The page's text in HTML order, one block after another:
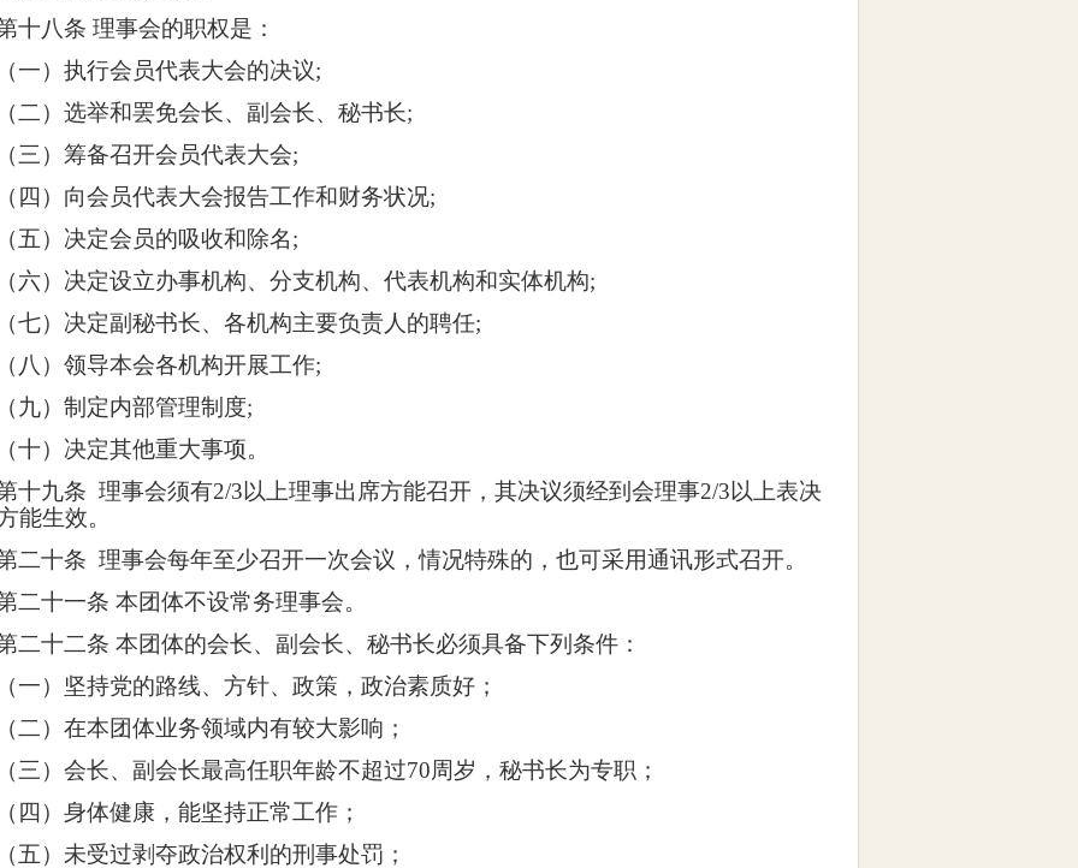
十八条 理事会的职权是：
一）执行会员代表大会的决议;
二）选举和罢免会长、副会长、秘书长;
三）筹备召开会员代表大会;
四）向会员代表大会报告工作和财务状况;
五）决定会员的吸收和除名;
六）决定设立办事机构、分支机构、代表机构和实体机构;
七）决定副秘书长、各机构主要负责人的聘任;
八）领导本会各机构开展工作;
九）制定内部管理制度;
十） 决定其他重大事项。
十九条 理事会须有2/3以上理事出席方能召开，其决议须经到会理事2/3以上表决
能生效。
二十条 理事会每年至少召开一次会议，情况特殊的，也可采用通讯形式召开。
二十一条 本团体不设常务理事会。
二十二条 本团体的会长、副会长、秘书长必须具备下列条件：
一）坚持党的路线、方针、政策，政治素质好；
二）在本团体业务领域内有较大影响；
三）会长、副会长最高任职年龄不超过70周岁，秘书长为专职；
四）身体健康，能坚持正常工作；
五）未受过剥夺政治权利的刑事处罚；